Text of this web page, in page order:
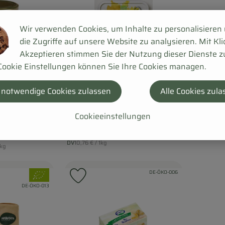
Butter
Produkt zum Warenkorb hinzufügen
, Preis:
2,69 €
Landkrone Bio Vegane
, Herkunft:
DV, Referenzpreis:
10,76 €/ 1kg
Produkt zum
,4,69
Bio
, Verband:
, Kontrollstelle:
DE-ÖKO-013
Favouriten hinzufügen , Verband:
, Kontrollstelle:
DE-ÖKO-006
Wir verwenden Cookies, um Inhalte zu personalisieren
die Zugriffe auf unsere Website zu analysieren. Mit
Akzeptieren stimmen Sie der Nutzung dieser Dienste
Einstellungen können Sie Ihre Cookies managen.
Cookieeinstellungen
Cookies zulassen Alle Cookies